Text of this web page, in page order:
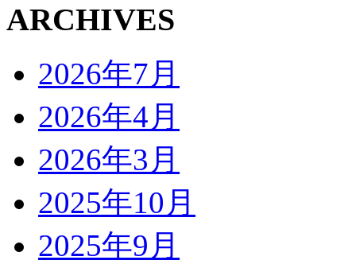
ARCHIVES
2026年7月
2026年4月
2026年3月
2025年10月
2025年9月